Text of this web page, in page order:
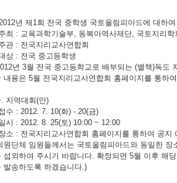
년 제1회 전국 중학생 국토올림피아드에 대하여
최 : 교육과학기술부, 동북아역사재단, 국토지리학
관 : 전국지리교사연합회
상 : 전국 중고등학생
년 3월 전국 중고등학교로 배부되는 (별책)독도
내용은 5월 전국지리교사연합회 홈페이지를 통하
. 지역대회(안)
수 : 2012. 7. 10(화) - 20(금)
시 : 2012. 8. 25(토) 10:00 ~ 12:00
소 : 전국지리교사연합회 홈페이지를 통하여 공지
원단체 임원들께서는 국토올림피아드와 동일한 장
섭외하여 주시기 바랍니다. 확정되면 5월 이후 해
발송하도록 하겠습니다.)